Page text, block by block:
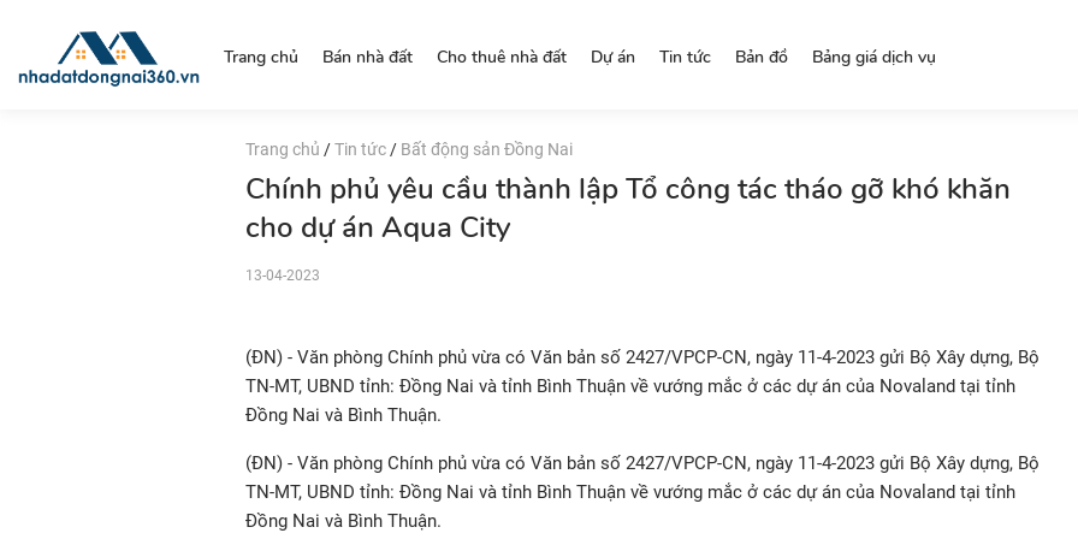
Trang chủ Bán nhà đất Cho thuê nhà đất Dự án Tin tức Bản đồ Bảng giá dịch vụ
Trang chủ /Tin tức / Bất động sản Đồng Nai
Chính phủ yêu cầu thành lập Tổ công tác tháo gỡ khó khăn
cho dự án Aqua City
13-04-2023
(ĐN) - Văn phòng Chính phủ vừa có Văn bản số 2427/VPCP-CN, ngày 11-4-2023 gửi Bộ Xây dựng, Bộ
TN-MT, UBND tỉnh: Đồng Nai và tỉnh Bình Thuận về vướng mắc ở các dự án của Novaland tại tỉnh
Đồng Nai và Bình Thuận.
(ĐN) - Văn phòng Chính phủ vừa có Văn bản số 2427/VPCP-CN, ngày 11-4-2023 gửi Bộ Xây dựng, Bộ
TN-MT, UBND tỉnh: Đồng Nai và tỉnh Bình Thuận về vướng mắc ở các dự án của Novaland tại tỉnh
Đồng Nai và Bình Thuận.